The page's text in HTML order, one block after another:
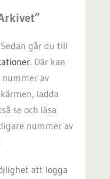
Sedan går du till
. Där kan
av
ladda
se och läsa
nummer av
att logga